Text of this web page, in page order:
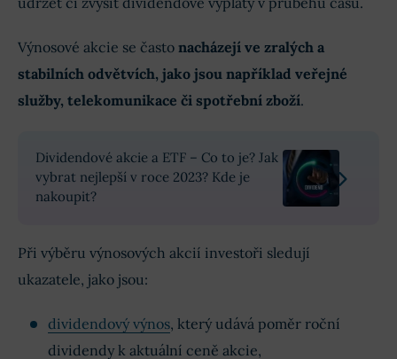
Výnosové akcie se často nacházejí ve zralých a
stabilních odvětvích, jako jsou například veřejné
služby, telekomunikace či spotřební zboží.
Dividendové akcie a ETF – Co to je? Jak
vybrat nejlepší v roce 2023? Kde je
nakoupit?
Při výběru výnosových akcií investoři sledují
ukazatele, jako jsou:
dividendový výnos, který udává poměr roční
dividendy k aktuální ceně akcie,